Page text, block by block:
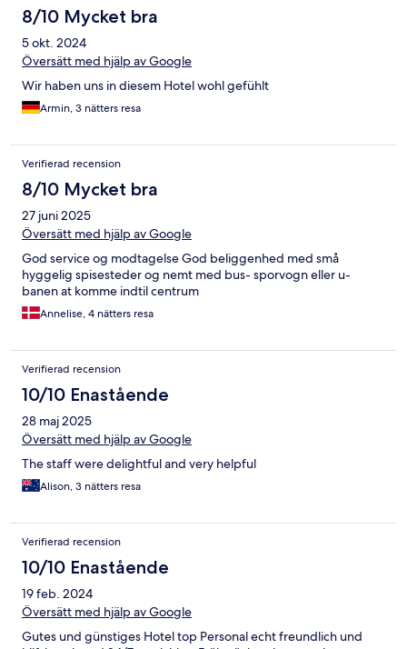
8/10 Mycket bra
5 okt. 2024
Översätt med hjälp av Google
Wir haben uns in diesem Hotel wohl gefühlt
Armin, 3 nätters resa
Verifierad recension
8/10 Mycket bra
27 juni 2025
Översätt med hjälp av Google
God service og modtagelse God beliggenhed med små
hyggelig spisesteder og nemt med bus- sporvogn eller u-
banen at komme indtil centrum
Annelise, 4 nätters resa
Verifierad recension
10/10 Enastående
28 maj 2025
Översätt med hjälp av Google
The staff were delightful and very helpful
Alison, 3 nätters resa
Verifierad recension
10/10 Enastående
19 feb. 2024
Översätt med hjälp av Google
Gutes und günstiges Hotel top Personal echt freundlich und